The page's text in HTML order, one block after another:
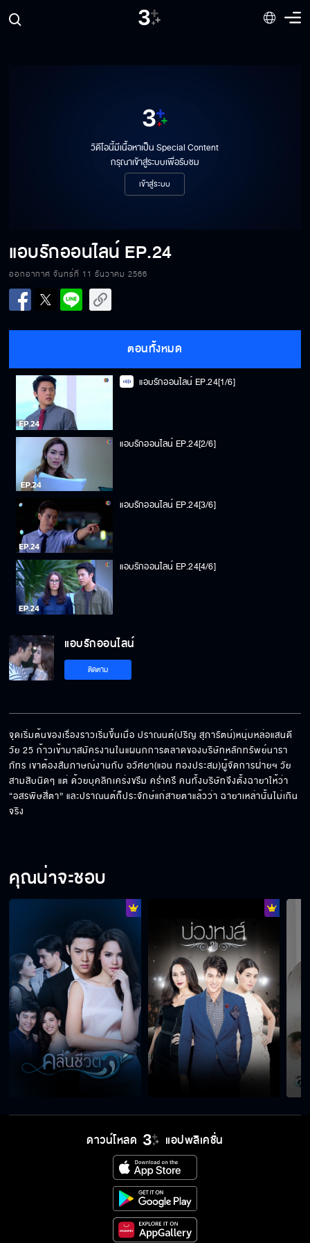
วิดีโอนี้มีเนื้อหาเป็น Special Content
กรุณาเข้าสู่ระบบเพื่อรับชม
เข้าสู่ระบบ
แอบรักออนไลน์ EP.24
ออกอากาศ จันทร์ที่ 11 ธันวาคม 2566
ตอนทั้งหมด
แอบรักออนไลน์ EP.24[1/6]
แอบรักออนไลน์ EP.24[2/6]
แอบรักออนไลน์ EP.24[3/6]
แอบรักออนไลน์ EP.24[4/6]
แอบรักออนไลน์
ติดตาม
จุดเริ่มต้นของเรื่องราวเริ่มขึ้นเมื่อ ปราณนต์(ปริญ สุภารัตน์)หนุ่มหล่อแสนดี
วัย 25 ก้าวเข้ามาสมัครงานในแผนกการตลาดของบริษัทหลักทรัพย์นารา
ภัทร เขาต้องสัมภาษณ์งานกับ อวัศยา(แอน ทองประสม)ผู้จัดการฝ่ายฯ วัย
สามสิบนิดๆ แต่ ด้วยบุคลิกเคร่งขรึม คร่ำครึ คนทั้งบริษัทจึงตั้งฉายาให้ว่า
“อสรพิษสี่ตา” และปราณนต์ก็ประจักษ์แก่สายตาแล้วว่า ฉายาเหล่านั้นไม่เกิน
จริง
คุณน่าจะชอบ
ดาวน์โหลด แอปพลิเคชั่น